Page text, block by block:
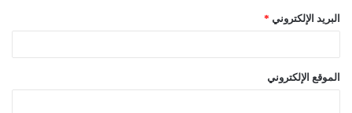
أحمد ميلاد قدور
حسن سالم الشريف
البريد الإلكتروني *
الموقع الإلكتروني